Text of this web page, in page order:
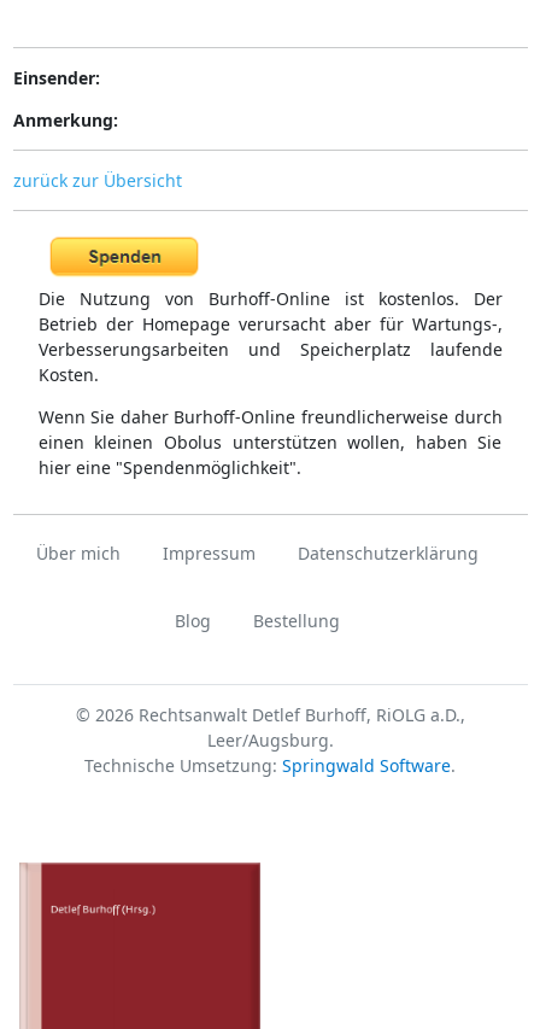
Einsender:
Anmerkung:
zurück zur Übersicht
Die Nutzung von Burhoff-Online ist kostenlos. Der
Betrieb der Homepage verursacht aber für Wartungs-,
Verbesserungsarbeiten und Speicherplatz laufende
Kosten.
Wenn Sie daher Burhoff-Online freundlicherweise durch
einen kleinen Obolus unterstützen wollen, haben Sie
hier eine "Spendenmöglichkeit".
Über mich Impressum Datenschutzerklärung
Blog Bestellung
© 2026 Rechtsanwalt Detlef Burhoff, RiOLG a.D.,
Leer/Augsburg.
Technische Umsetzung: Springwald Software.